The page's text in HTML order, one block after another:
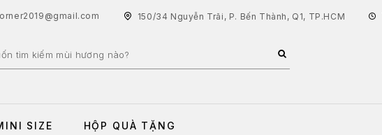
150/34 Nguyễn Trãi, P. Bến Thành, Q1, TP.HCM
SIZE HỘP QUÀ TẶNG